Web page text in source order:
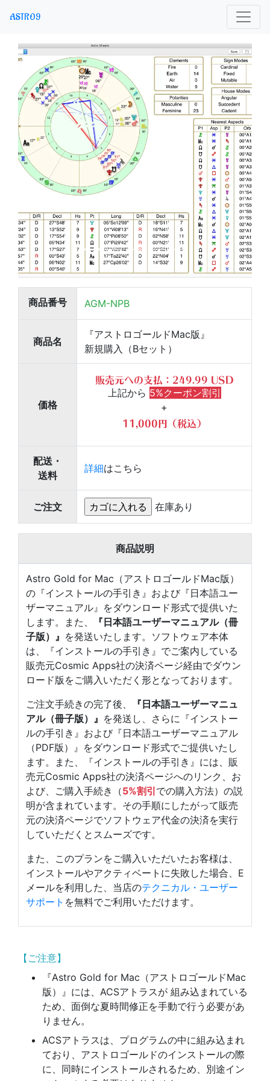
ASTRO9
商品番号 AGM-NPB
商品名
『アストロゴールドMac版』
新規購入（Bセット）
価格
販売元への支払： 249.99 USD
上記から 5%クーポン割引
+
11,000円 （税込）
配送 ・
送料
詳細はこちら
ご注文 在庫あり
商品説明
Astro Gold for Mac（アストロゴールドMac版）
の『インストールの手引き』および『日本語ユー
ザーマニュアル』をダウンロード形式で提供いた
します。また、
『日本語ユーザーマニュアル（冊
子版）』 を発送いたします。ソフトウェア本体
は、『インストールの手引き』でご案内している
販売元Cosmic Apps社の決済ページ経由でダウン
ロード版をご購入いただく形となっております。
ご注文手続きの完了後、
『日本語ユーザーマニュ
アル（冊子版）』 を発送し、さらに『インストー
ルの手引き』および『日本語ユーザーマニュアル
（PDF版）』をダウンロード形式でご提供いたし
ます。また、『インストールの手引き』には、販
売元Cosmic Apps社の決済ページへのリンク、お
よび、ご購入手続き（5%割引 での購入方法）の説
明が含まれています。その手順にしたがって販売
元の決済ページでソフトウェア代金の決済を実行
していただくとスムーズです。
また、このプランをご購入いただいたお客様は、
インストールやアクティベートに失敗した場合、E
メールを利用した、当店のテクニカル・ユーザー
サポート を無料でご利用いただけます。
【ご注意】
『Astro Gold for Mac（アストロゴールドMac
版）』には、ACSアトラスが 組み込まれている
ため、面倒な夏時間修正を手動で行う必要があ
りません。
ACSアトラスは、プログラムの中に組み込まれ
ており、アストロゴールドのインストールの際
に、同時にインストールされるため、別途イン